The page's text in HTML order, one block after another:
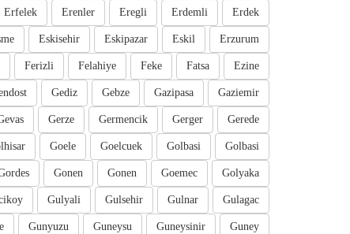
Erdek
Erdemli
Eregli
Erenler
Erfelek
Erzurum
Eskil
Eskipazar
Eskisehir
Ezine
Fatsa
Feke
Felahiye
Ferizli
Gaziemir
Gazipasa
Gebze
Gediz
Gerede
Gerger
Germencik
Gerze
Golbasi
Golbasi
Goelcuek
Goele
Golyaka
Goemec
Gonen
Gonen
Gulagac
Gulnar
Gulsehir
Gulyali
Guney
Guneysinir
Guneysu
Gunyuzu